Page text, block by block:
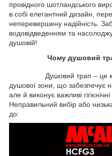
провідного шотландського
в собі елегантний дизайн,
неперевершену надійність.
водовідведенням та
душовій!
Чому душовий трап –
Душовий трап – це
душової зони, що забезпечує
але й виконує важливі
Неправильний вибір або
до: